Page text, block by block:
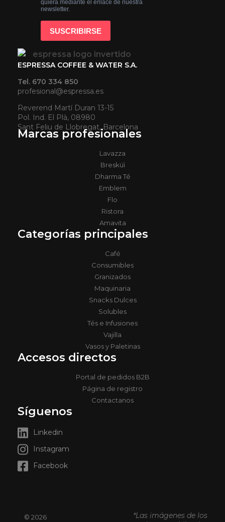
ESPRESSA COFFEE & WATER S.A.
Tel. 670 334 850
profesional@espressa.es
Reverend Martí Duran 13-15
Pol. Ind. El Plà, 08980
Sant Feliu de Llobregat, Barcelona
Marcas profesionales
Lavazza
Bresküì
Dharma Té
Emblem
Flo
Ristora
Amavita
Categorías principales
Café
Consumibles
Granizados
Maquinaria
Snacks Dulces
Solubles
Tés e Infusiones
Vajilla
Vasos y Paletinas
Accesos directos
Portal de pedidos B2B
Página de registro
Contactanos
Síguenos
Linkedin
Instagram
Facebook
© 2026
*Las imágenes de los